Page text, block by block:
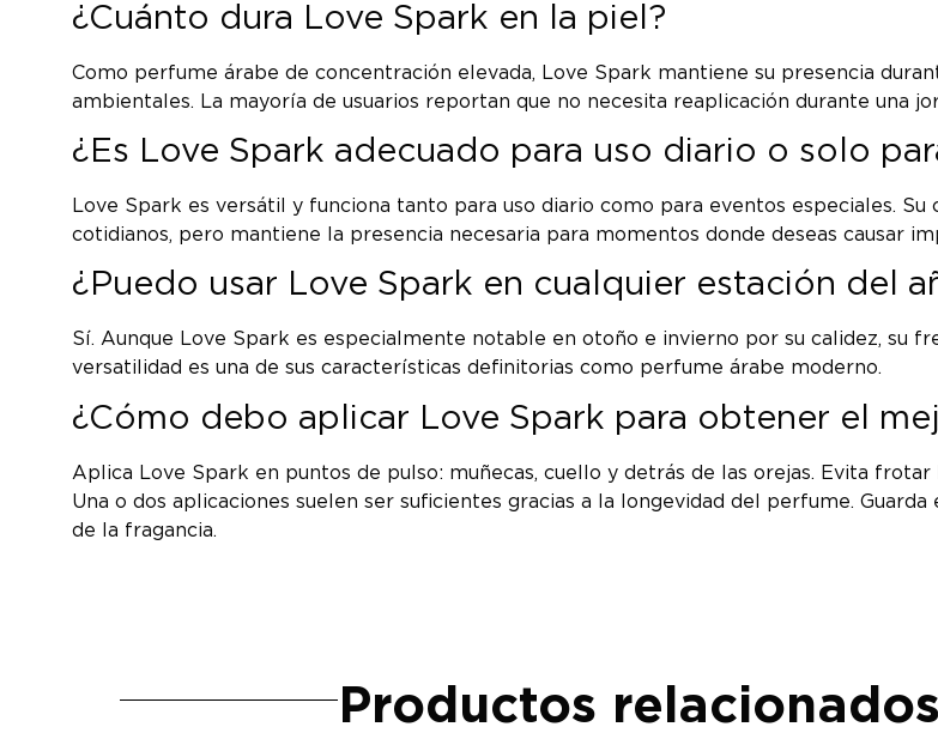
¿Cuánto dura Love Spark en la piel?
Como perfume árabe de concentración elevada, Love Spark mantiene su presencia
ambientales. La mayoría de usuarios reportan que no necesita reaplicación durante una
¿Es Love Spark adecuado para uso diario o solo
Love Spark es versátil y funciona tanto para uso diario como para eventos especiales.
cotidianos, pero mantiene la presencia necesaria para momentos donde deseas causar
¿Puedo usar Love Spark en cualquier estación del
Sí. Aunque Love Spark es especialmente notable en otoño e invierno por su calidez, su
versatilidad es una de sus características definitorias como perfume árabe moderno.
¿Cómo debo aplicar Love Spark para obtener el
Aplica Love Spark en puntos de pulso: muñecas, cuello y detrás de las orejas. Evita
Una o dos aplicaciones suelen ser suficientes gracias a la longevidad del perfume.
de la fragancia.
Productos relacionados